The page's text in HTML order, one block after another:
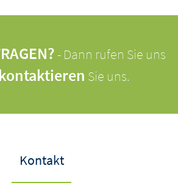
- Dann rufen Sie uns
kontaktieren Sie uns.
Kontakt